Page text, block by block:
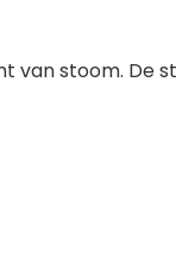
van stoom. De